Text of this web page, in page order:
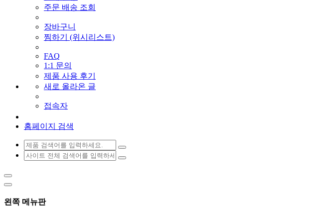
주문 배송 조회
장바구니
찜하기 (위시리스트)
FAQ
1:1 문의
제품 사용 후기
새로 올라온 글
접속자
홈페이지 검색
왼쪽 메뉴판